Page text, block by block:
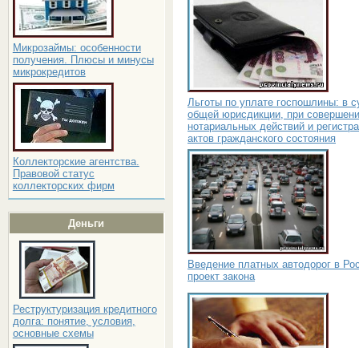
Микрозаймы: особенности
получения. Плюсы и минусы
микрокредитов
Коллекторские агентства.
Правовой статус
коллекторских фирм
Деньги
Реструктуризация кредитного
долга: понятие, условия,
основные схемы
Льготы по уплате госпошлины: в
общей юрисдикции, при
нотариальных действий и
актов гражданского состояния
Введение платных автодорог в
проект закона